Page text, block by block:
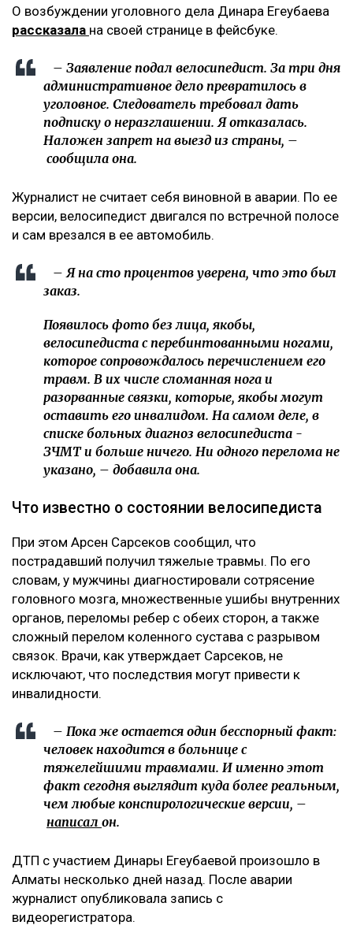
О возбуждении уголовного дела Динара Егеубаева
рассказала на своей странице в фейсбуке.
– Заявление подал велосипедист. За три дня
административное дело превратилось в
уголовное. Следователь требовал дать
подписку о неразглашении. Я отказалась.
Наложен запрет на выезд из страны, –
сообщила она.
Журналист не считает себя виновной в аварии. По ее
версии, велосипедист двигался по встречной полосе
и сам врезался в ее автомобиль.
– Я на сто процентов уверена, что это был
заказ.
Появилось фото без лица, якобы,
велосипедиста с перебинтованными ногами,
которое сопровождалось перечислением его
травм. В их числе сломанная нога и
разорванные связки, которые, якобы могут
оставить его инвалидом. На самом деле, в
списке больных диагноз велосипедиста -
ЗЧМТ и больше ничего. Ни одного перелома не
указано, – добавила она.
Что известно о состоянии велосипедиста
При этом Арсен Сарсеков сообщил, что
пострадавший получил тяжелые травмы. По его
словам, у мужчины диагностировали сотрясение
головного мозга, множественные ушибы внутренних
органов, переломы ребер с обеих сторон, а также
сложный перелом коленного сустава с разрывом
связок. Врачи, как утверждает Сарсеков, не
исключают, что последствия могут привести к
инвалидности.
– Пока же остается один бесспорный факт:
человек находится в больнице с
тяжелейшими травмами. И именно этот
факт сегодня выглядит куда более реальным,
чем любые конспирологические версии, –
написал он.
ДТП с участием Динары Егеубаевой произошло в
Алматы несколько дней назад. После аварии
журналист опубликовала запись с
видеорегистратора.